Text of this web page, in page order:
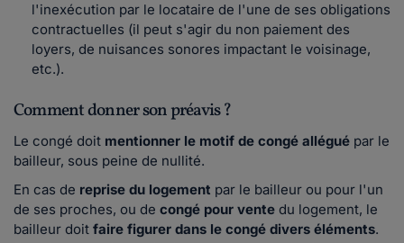
l'inexécution par le locataire de l'une de ses obligations
contractuelles (il peut s'agir du non paiement des
loyers, de nuisances sonores impactant le voisinage,
etc.).
Comment donner son préavis ?
Le congé doit mentionner le motif de congé allégué par le
bailleur, sous peine de nullité.
En cas de reprise du logement par le bailleur ou pour l'un
de ses proches, ou de congé pour vente du logement, le
bailleur doit faire figurer dans le congé divers éléments.